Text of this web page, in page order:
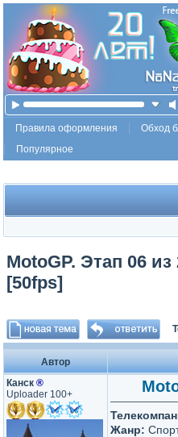
Правила оформления
Обход
Популярное
MotoGP. Этап 06
[50fps]
Автор
Канск ®
Uploader 100+
Жанр: